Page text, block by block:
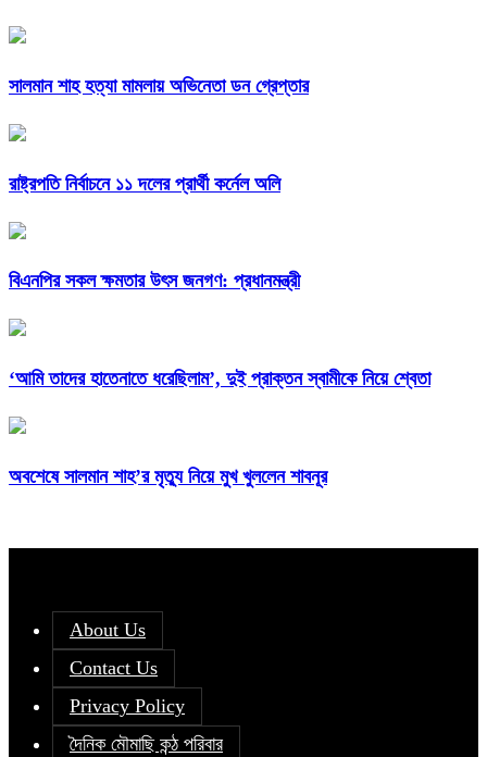
সালমান শাহ হত্যা মামলায় অভিনেতা ডন গ্রেপ্তার
রাষ্ট্রপতি নির্বাচনে ১১ দলের প্রার্থী কর্নেল অলি
বিএনপির সকল ক্ষমতার উৎস জনগণ: প্রধানমন্ত্রী
‘আমি তাদের হাতেনাতে ধরেছিলাম’, দুই প্রাক্তন স্বামীকে নিয়ে শ্বেতা
অবশেষে সালমান শাহ’র মৃত্যু নিয়ে মুখ খুললেন শাবনূর
About Us
Contact Us
Privacy Policy
দৈনিক মৌমাছি কন্ঠ পরিবার